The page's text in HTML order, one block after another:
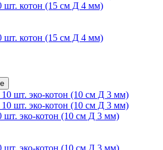
шт. котон (15 см Д 4 мм)
шт. котон (15 см Д 4 мм)
шт. эко-котон (10 см Д 3 мм)